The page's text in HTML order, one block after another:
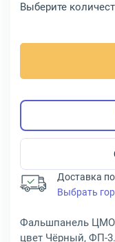
Выберите
Доставка
Выбрать
Фальшпанель ЦМО
цвет Чёрный, ФП-